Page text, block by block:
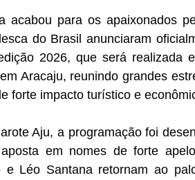
acabou para os apaixonados
do Brasil anunciaram
2026, que será realizada
Aracaju, reunindo grandes
forte impacto turístico e
Aju, a programação foi
em nomes de forte
e Léo Santana retornam ao